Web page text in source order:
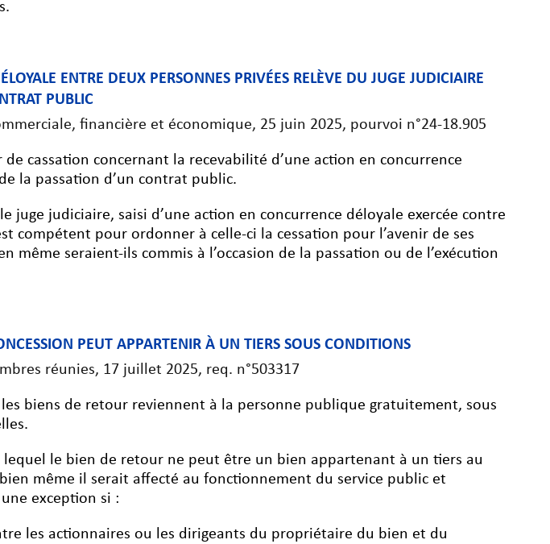
ENTRE DEUX PERSONNES PRIVÉES RELÈVE DU JUGE JUDICIAIRE
PUBLIC
financière et économique, 25 juin 2025, pourvoi n°24-18.905
cassation concernant la recevabilité d’une action en concurrence
la passation d’un contrat public.
juge judiciaire, saisi d’une action en concurrence déloyale exercée contre
compétent pour ordonner à celle-ci la cessation pour l’avenir de ses
même seraient-ils commis à l’occasion de la passation ou de l’exécution
PEUT APPARTENIR À UN TIERS SOUS CONDITIONS
réunies, 17 juillet 2025, req. n°503317
les biens de retour reviennent à la personne publique gratuitement, sous
lequel le bien de retour ne peut être un bien appartenant à un tiers au
même il serait affecté au fonctionnement du service public et
exception si :
les actionnaires ou les dirigeants du propriétaire du bien et du